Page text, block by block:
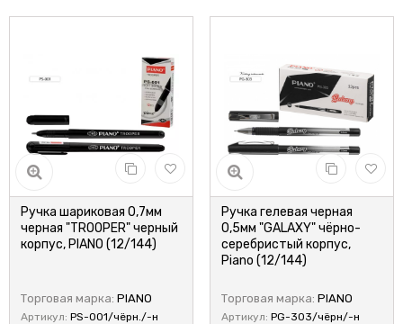
Ручка шариковая 0,7мм
черная "TROOPER" черный
корпус, PIANO (12/144)
Торговая марка: PIANO
Артикул: PS-001/чёрн./-н
Ручка гелевая черная
0,5мм "GALAXY" чёрно-
серебристый корпус,
Piano (12/144)
Торговая марка: PIANO
Артикул: PG-303/чёрн/-н